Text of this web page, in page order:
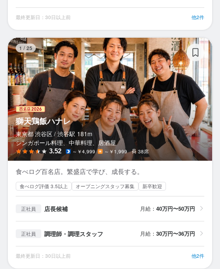
最終更新日：30日以上前 他2件
1 / 25
獅天鶏飯ハナレ
東京都 渋谷区 / 渋谷駅 181m
シンガポール料理、中華料理、居酒屋
3.52 ～￥4,999 ～￥1,999 38席
食べログ百名店。繁盛店で学び、成長する。
食べログ評価 3.5以上 オープニングスタッフ募集 新卒歓迎
正社員 店長候補 月給： 40万円〜50万円
正社員 調理師・調理スタッフ 月給： 30万円〜36万円
最終更新日：30日以上前 他2件